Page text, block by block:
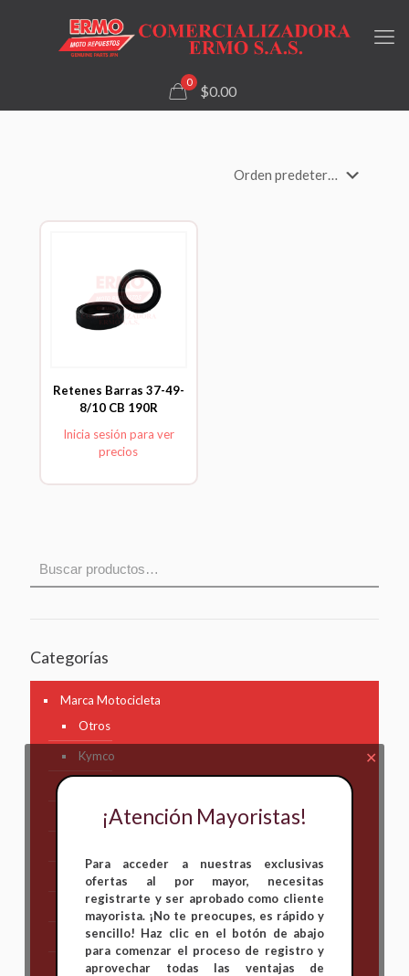
0
$0.00
Retenes Barras 37-49-
8/10 CB 190R
Inicia sesión para ver
precios
Categorías
Marca Motocicleta
Otros
Kymco
Honda
KAWASAKI
KTM
Suzuki
✕
¡Atención Mayoristas!
Para acceder a nuestras exclusivas
ofertas al por mayor, necesitas
registrarte y ser aprobado como cliente
mayorista. ¡No te preocupes, es rápido y
sencillo! Haz clic en el botón de abajo
para comenzar el proceso de registro y
aprovechar todas las ventajas de